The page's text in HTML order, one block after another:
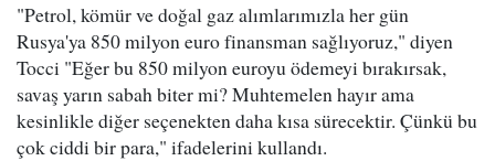
"Petrol, kömür ve doğal gaz alımlarımızla her gün
Rusya'ya 850 milyon euro finansman sağlıyoruz," diyen
Tocci "Eğer bu 850 milyon euroyu ödemeyi bırakırsak,
savaş yarın sabah biter mi? Muhtemelen hayır ama
kesinlikle diğer seçenekten daha kısa sürecektir. Çünkü bu
çok ciddi bir para," ifadelerini kullandı.